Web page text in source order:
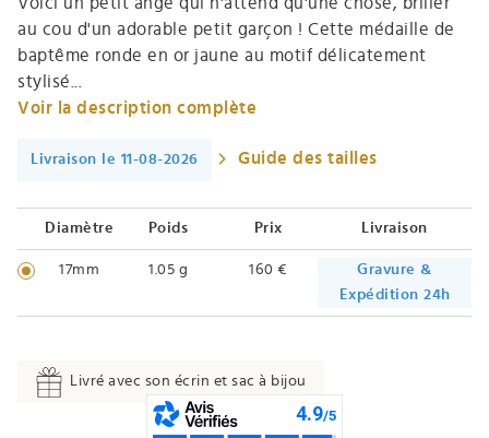
au cou d'un adorable petit garçon ! Cette médaille de
baptême ronde en or jaune au motif délicatement
stylisé...
Voir la description complète
Livraison le 11-08-2026 Guide des tailles
Diamètre Poids Prix Livraison
17mm 1.05 g 160 €
Gravure &
Expédition 24h
Livré avec son écrin et sac à bijou